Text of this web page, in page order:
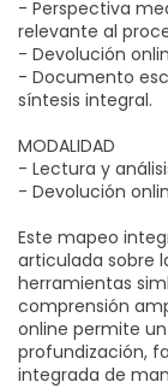
- Perspectiva
relevante al
- Devolución
- Documento
síntesis integral.
MODALIDAD
- Lectura y
- Devolución
Este mapeo
articulada sobre
herramientas
comprensión
online permite
profundización,
integrada de